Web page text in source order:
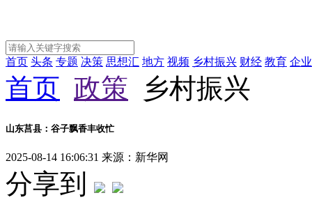
首页 头条 专题 决策 思想汇 地方 视频 乡村振兴 财经 教育 企业
首页 政策 乡村振兴
山东莒县：谷子飘香丰收忙
2025-08-14 16:06:31 来源：新华网
分享到